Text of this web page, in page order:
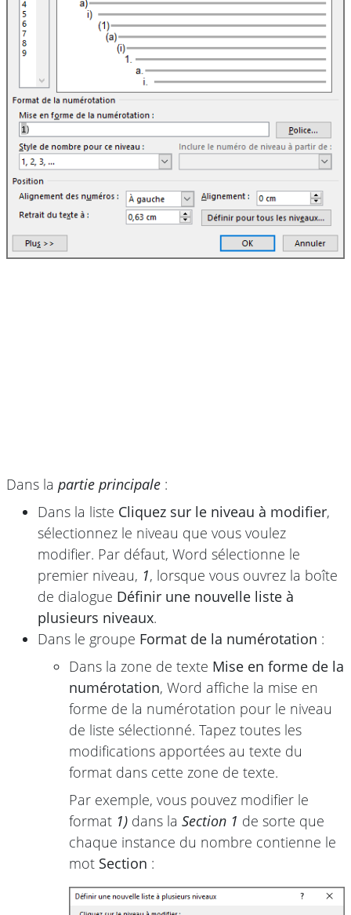
Dans la partie principale :
Dans la liste Cliquez sur le niveau à modifier,
sélectionnez le niveau que vous voulez
modifier. Par défaut, Word sélectionne le
premier niveau, 1, lorsque vous ouvrez la boîte
de dialogue Définir une nouvelle liste à
plusieurs niveaux.
Dans le groupe Format de la numérotation :
Dans la zone de texte Mise en forme de la
numérotation, Word affiche la mise en
forme de la numérotation pour le niveau
de liste sélectionné. Tapez toutes les
modifications apportées au texte du
format dans cette zone de texte.
Par exemple, vous pouvez modifier le
format 1) dans la Section 1 de sorte que
chaque instance du nombre contienne le
mot Section :